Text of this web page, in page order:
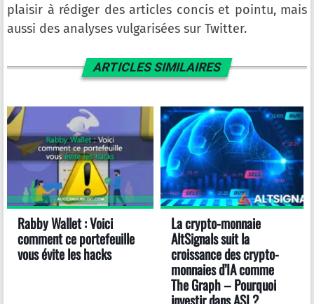
plaisir à rédiger des articles concis et pointu, mais
aussi des analyses vulgarisées sur Twitter.
ARTICLES SIMILAIRES
Rabby Wallet : Voici
comment ce portefeuille
vous évite les hacks
La crypto-monnaie
AltSignals suit la
croissance des crypto-
monnaies d’IA comme
The Graph – Pourquoi